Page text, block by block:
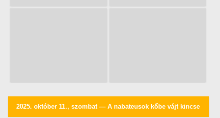
2025. október 11., szombat — A nabateusok kőbe vájt kincse